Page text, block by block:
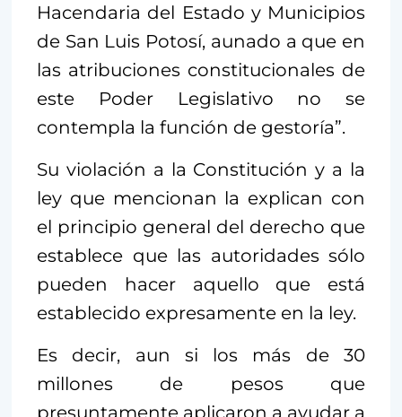
Hacendaria del Estado y Municipios
de San Luis Potosí, aunado a que en
las atribuciones constitucionales de
este Poder Legislativo no se
contempla la función de gestoría”.
Su violación a la Constitución y a la
ley que mencionan la explican con
el principio general del derecho que
establece que las autoridades sólo
pueden hacer aquello que está
establecido expresamente en la ley.
Es decir, aun si los más de 30
millones de pesos que
presuntamente aplicaron a ayudar a